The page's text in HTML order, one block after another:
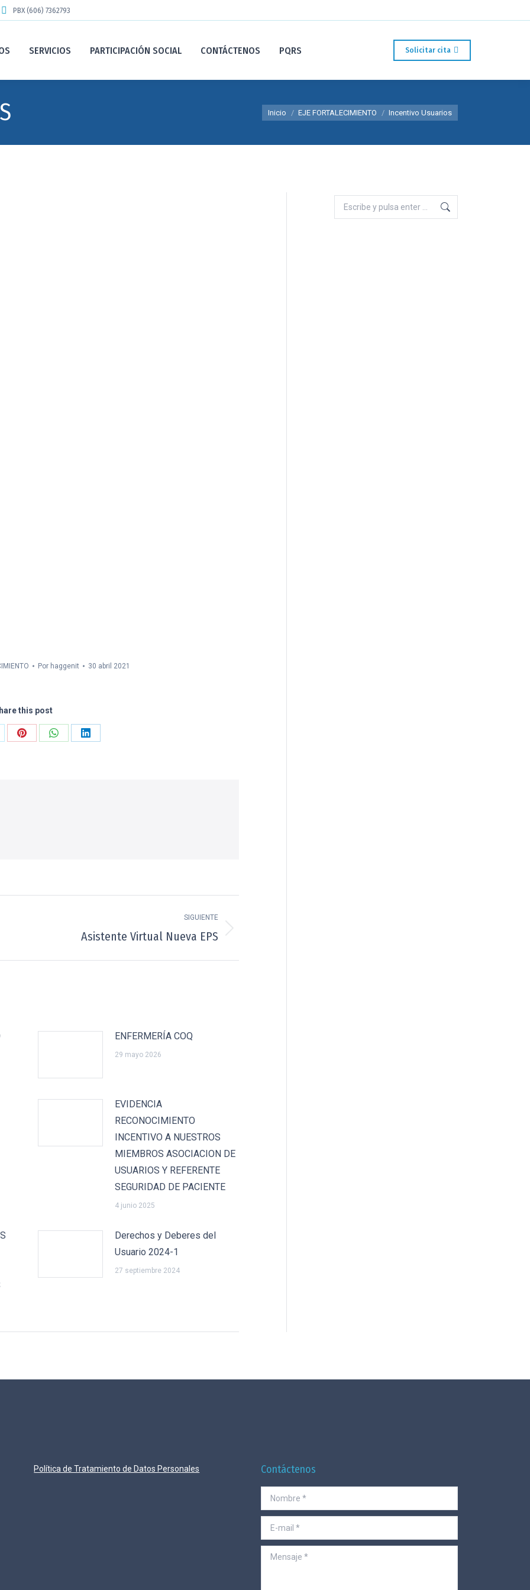
PBX (606) 7362793
SERVICIOS PARTICIPACIÓN SOCIAL CONTÁCTENOS PQRS Solicitar cita
Estás aquí:
Inicio EJE FORTALECIMIENTO Incentivo Usuarios
Por haggenit 30 abril 2021
this post
Share
Share
Share
SIGUIENTE
PublicaciónAsistente Virtual Nueva EPS
ENFERMERÍA COQ
29 mayo 2026
EVIDENCIA
RECONOCIMIENTO
INCENTIVO A NUESTROS
MIEMBROS ASOCIACION DE
USUARIOS Y REFERENTE
SEGURIDAD DE PACIENTE
4 junio 2025
Derechos y Deberes del
Usuario 2024-1
27 septiembre 2024
Buscar:
Política de Tratamiento de Datos Personales Contáctenos
Nombre *
E-mail *
Mensaje *